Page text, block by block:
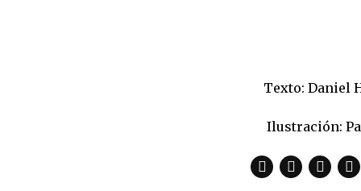
Texto: Daniel
Ilustración: